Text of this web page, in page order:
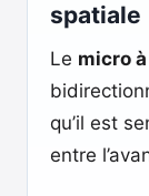
spatiale
Le micro
qu’il est
entre